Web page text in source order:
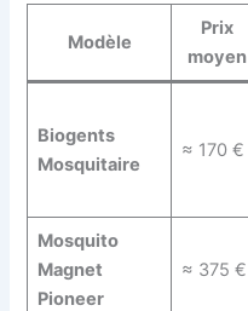
Modèle
Prix
moyen
Biogents
Mosquitaire
≈ 170 €
Mosquito
Magnet
Pioneer
≈ 375 €